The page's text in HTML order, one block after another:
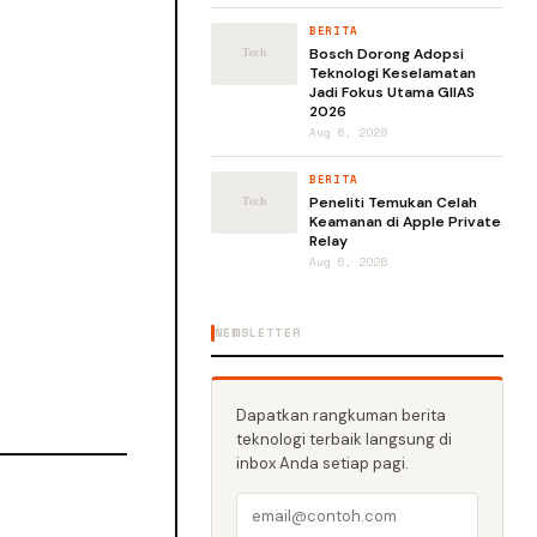
BERITA
Bosch Dorong Adopsi
Teknologi Keselamatan
Jadi Fokus Utama GIIAS
2026
Aug 6, 2026
BERITA
Peneliti Temukan Celah
Keamanan di Apple Private
Relay
Aug 6, 2026
NEWSLETTER
Dapatkan rangkuman berita
teknologi terbaik langsung di
inbox Anda setiap pagi.